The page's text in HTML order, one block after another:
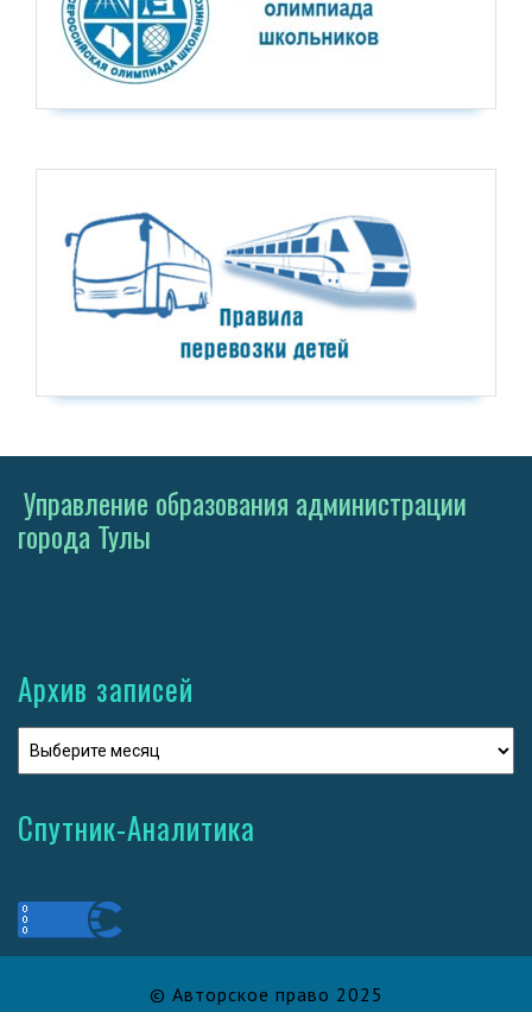
Управление образования администрации
города Тулы
Архив записей
Спутник-Аналитика
© Авторское право 2025